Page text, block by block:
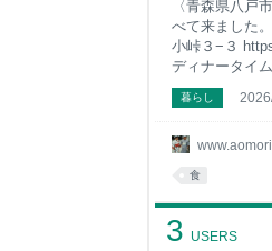
〈青森県八戸
べて来ました
小峠３−３
ディナータイ
利の駐車場が
ナーさんはス
文してみまし
文してみまし
がありますね
暮らし
食
3 USERS